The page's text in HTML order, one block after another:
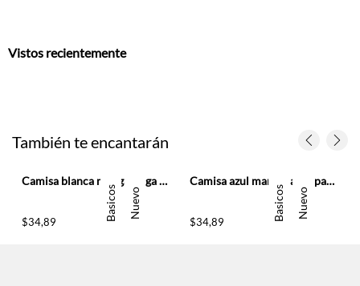
Vistos recientemente
También te encantarán
Basicos Nuevo
Camisa blanca manga larga para hombre
$34,89
Basicos Nuevo
Camisa azul manga larga para hombre
$34,89